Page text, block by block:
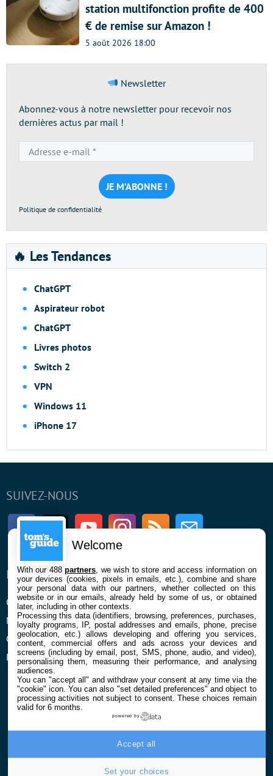
station multifonction profite de 400
€ de remise sur Amazon !
5 août 2026 18:00
Newsletter
Abonnez-vous à notre newsletter pour recevoir nos
dernières actus par mail !
e-
mail
*
Politique de confidentialité
🔥 Les Tendances
ChatGPT
Aspirateur robot
ChatGPT
Livres photos
Switch 2
VPN
Windows 11
iPhone 17
SUIVEZ-NOUS
FacebookTwitter Youtube InstagramRSS Newsletter
ENTREPRISE
Qui sommes nous
Mentions légales et CGU
Confidentialité et Cookies
Préférences cookies
À PROPOS
La rédaction
Contact
Welcome
With our 488partners , we wish to store and access information on
your devices (cookies, pixels in emails, etc.), combine and share
your personal data with our partners, whether collected on this
website or in our emails, already held by some of us, or obtained
later, including in other contexts.
Processing this data (identifiers, browsing, preferences, purchases,
loyalty programs, IP, postal addresses and emails, phone, precise
geolocation, etc.) allows developing and offering you services,
content, commercial offers and ads across your devices and
screens (including by email, post, SMS, phone, audio, and video),
personalising them, measuring their performance, and analysing
audiences.
You can "accept all" and withdraw your consent at any time via the
"cookie" icon. You can also "set detailed preferences" and object to
processing activities not subject to consent. These choices remain
valid for 6 months.
powered by
Set your choices
Accept all